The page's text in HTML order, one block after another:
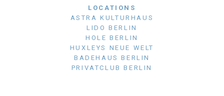
LOCATIONS
ASTRA KULTURHAUS
LIDO BERLIN
HOLE BERLIN
HUXLEYS NEUE WELT
BADEHAUS BERLIN
PRIVATCLUB BERLIN